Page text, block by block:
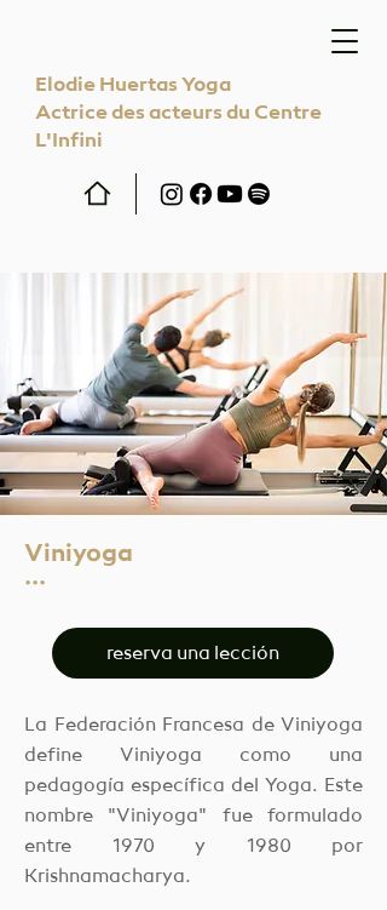
Elodie Huertas Yoga
Actrice des acteurs du Centre
L'Infini
Viniyoga
···
reserva una lección
La Federación Francesa de Viniyoga
define Viniyoga como una
pedagogía específica del Yoga. Este
nombre "Viniyoga" fue formulado
entre 1970 y 1980 por
Krishnamacharya.